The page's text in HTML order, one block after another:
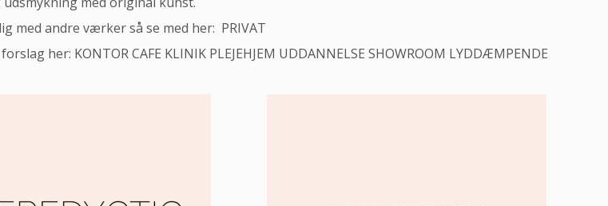
med andre værker så se med her: PRIVAT
her: KONTORCAFE KLINIK PLEJEHJEM UDDANNELSE SHOWROOM LYDDÆMPENDE